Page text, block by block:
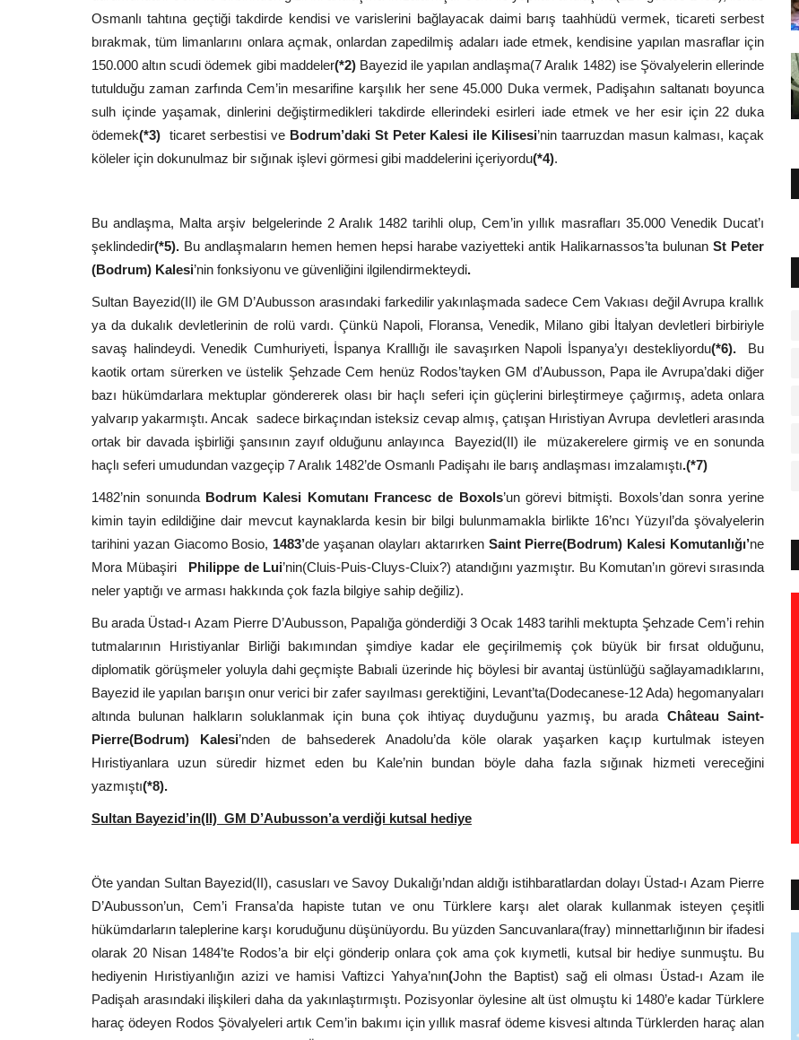
Osmanlı tahtına geçtiği takdirde kendisi ve varislerini bağlayacak daimi barış taahhüdü vermek, ticareti serbest
bırakmak, tüm limanlarını onlara açmak, onlardan zapedilmiş adaları iade etmek, kendisine yapılan masraflar için
150.000 altın scudi ödemek gibi maddeler(*2) Bayezid ile yapılan andlaşma(7 Aralık 1482) ise Şövalyelerin ellerinde
tutulduğu zaman zarfında Cem’in mesarifine karşılık her sene 45.000 Duka vermek, Padişahın saltanatı boyunca
sulh içinde yaşamak, dinlerini değiştirmedikleri takdirde ellerindeki esirleri iade etmek ve her esir için 22 duka
ödemek(*3) ticaret serbestisi ve Bodrum’daki St Peter Kalesi ile Kilisesi’nin taarruzdan masun kalması, kaçak
köleler için dokunulmaz bir sığınak işlevi görmesi gibi maddelerini içeriyordu(*4).
Bu andlaşma, Malta arşiv belgelerinde 2 Aralık 1482 tarihli olup, Cem’in yıllık masrafları 35.000 Venedik Ducat’ı
şeklindedir(*5). Bu andlaşmaların hemen hemen hepsi harabe vaziyetteki antik Halikarnassos’ta bulunan St Peter
(Bodrum) Kalesi’nin fonksiyonu ve güvenliğini ilgilendirmekteydi.
Sultan Bayezid(II) ile GM D’Aubusson arasındaki farkedilir yakınlaşmada sadece Cem Vakıası değil Avrupa krallık
ya da dukalık devletlerinin de rolü vardı. Çünkü Napoli, Floransa, Venedik, Milano gibi İtalyan devletleri birbiriyle
savaş halindeydi. Venedik Cumhuriyeti, İspanya Kralllığı ile savaşırken Napoli İspanya’yı destekliyordu(*6).
Bu
kaotik ortam sürerken ve üstelik Şehzade Cem henüz Rodos’tayken GM d’Aubusson, Papa ile Avrupa’daki diğer
bazı hükümdarlara mektuplar göndererek olası bir haçlı seferi için güçlerini birleştirmeye çağırmış, adeta onlara
yalvarıp yakarmıştı. Ancak sadece birkaçından isteksiz cevap almış, çatışan Hıristiyan Avrupa devletleri arasında
ortak bir davada işbirliği şansının zayıf olduğunu anlayınca Bayezid(II) ile müzakerelere girmiş ve en sonunda
haçlı seferi umudundan vazgeçip 7 Aralık 1482’de Osmanlı Padişahı ile barış andlaşması imzalamıştı.(*7)
1482’nin sonuında Bodrum Kalesi Komutanı Francesc de Boxols’un görevi bitmişti. Boxols’dan sonra yerine
kimin tayin edildiğine dair mevcut kaynaklarda kesin bir bilgi bulunmamakla birlikte 16’ncı Yüzyıl’da şövalyelerin
tarihini yazan Giacomo Bosio, 1483’de yaşanan olayları aktarırken Saint Pierre(Bodrum) Kalesi Komutanlığı’ne
Mora Mübaşiri
Philippe de Lui’nin(Cluis-Puis-Cluys-Cluix?) atandığını yazmıştır. Bu Komutan’ın görevi sırasında
neler yaptığı ve arması hakkında çok fazla bilgiye sahip değiliz).
Bu arada Üstad-ı Azam Pierre D’Aubusson, Papalığa gönderdiği 3 Ocak 1483 tarihli mektupta Şehzade Cem’i rehin
tutmalarının Hıristiyanlar Birliği bakımından şimdiye kadar ele geçirilmemiş çok büyük bir fırsat olduğunu,
diplomatik görüşmeler yoluyla dahi geçmişte Babıali üzerinde hiç böylesi bir avantaj üstünlüğü sağlayamadıklarını,
Bayezid ile yapılan barışın onur verici bir zafer sayılması gerektiğini, Levant’ta(Dodecanese-12 Ada) hegomanyaları
altında bulunan halkların soluklanmak için buna çok ihtiyaç duyduğunu yazmış, bu arada Château Saint-
Pierre(Bodrum) Kalesi’nden de bahsederek Anadolu’da köle olarak yaşarken kaçıp kurtulmak isteyen
Hıristiyanlara uzun süredir hizmet eden bu Kale’nin bundan böyle daha fazla sığınak hizmeti vereceğini
yazmıştı(*8).
Sultan Bayezid’in(II) GM D’Aubusson’a verdiği kutsal hediye
Öte yandan Sultan Bayezid(II), casusları ve Savoy Dukalığı’ndan aldığı istihbaratlardan dolayı Üstad-ı Azam Pierre
D’Aubusson’un, Cem’i Fransa’da hapiste tutan ve onu Türklere karşı alet olarak kullanmak isteyen çeşitli
hükümdarların taleplerine karşı koruduğunu düşünüyordu. Bu yüzden Sancuvanlara(fray) minnettarlığının bir ifadesi
olarak 20 Nisan 1484’te Rodos’a bir elçi gönderip onlara çok ama çok kıymetli, kutsal bir hediye sunmuştu. Bu
hediyenin Hıristiyanlığın azizi ve hamisi Vaftizci Yahya’nın(John the Baptist) sağ eli olması Üstad-ı Azam ile
Padişah arasındaki ilişkileri daha da yakınlaştırmıştı. Pozisyonlar öylesine alt üst olmuştu ki 1480’e kadar Türklere
haraç ödeyen Rodos Şövalyeleri artık Cem’in bakımı için yıllık masraf ödeme kisvesi altında Türklerden haraç alan